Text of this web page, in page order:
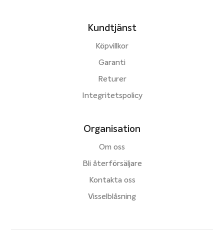
Kundtjänst
Köpvillkor
Garanti
Returer
Integritetspolicy
Organisation
Om oss
Bli återförsäljare
Kontakta oss
Visselblåsning